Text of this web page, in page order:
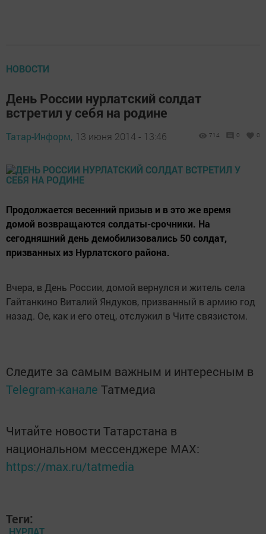
НОВОСТИ
День России нурлатский солдат
встретил у себя на родине
Татар-Информ, 13 июня 2014 - 13:46 714 0 0
Продолжается весенний призыв и в это же время
домой возвращаются солдаты-срочники. На
сегодняшний день демобилизовались 50 солдат,
призванных из Нурлатского района.
Вчера, в День России, домой вернулся и житель села
Гайтанкино Виталий Яндуков, призванный в армию год
назад. Ое, как и его отец, отслужил в Чите связистом.
Следите за самым важным и интересным в
Telegram-канале Татмедиа
Читайте новости Татарстана в
национальном мессенджере MАХ:
https://max.ru/tatmedia
Теги: